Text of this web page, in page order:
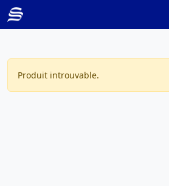
Produit introuvable.